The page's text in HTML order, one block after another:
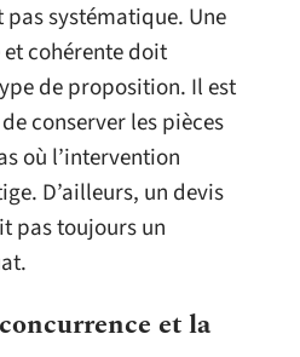
pas systématique. Une
cohérente doit
de proposition. Il est
conserver les pièces
où l’intervention
D’ailleurs, un devis
pas toujours un
et la